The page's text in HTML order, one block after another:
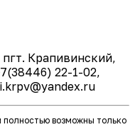
Крапивинский,
22-1-02,
полностью возможны только